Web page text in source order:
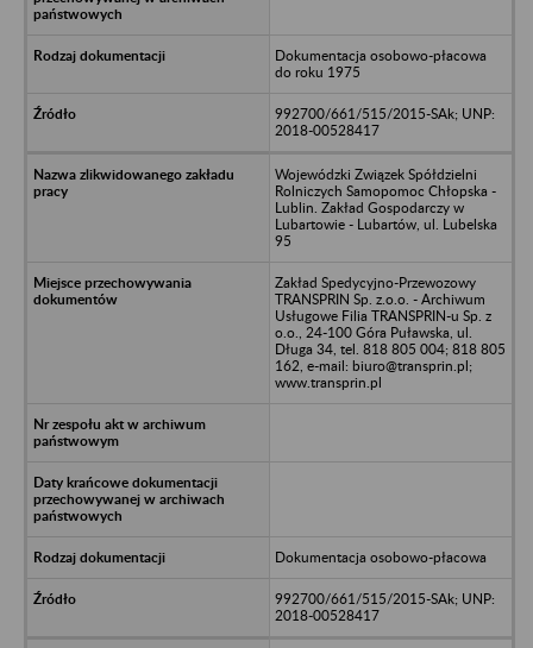
Dokumentacja osobowo-płacowa
do roku 1975
992700/661/515/2015-SAk; UNP:
2018-00528417
Wojewódzki Związek Spółdzielni
Rolniczych Samopomoc Chłopska -
Lublin. Zakład Gospodarczy w
Lubartowie - Lubartów, ul. Lubelska
95
Zakład Spedycyjno-Przewozowy
TRANSPRIN Sp. z.o.o. - Archiwum
Usługowe Filia TRANSPRIN-u Sp. z
o.o., 24-100 Góra Puławska, ul.
Długa 34, tel. 818 805 004; 818 805
162, e-mail: biuro@transprin.pl;
www.transprin.pl
Dokumentacja osobowo-płacowa
992700/661/515/2015-SAk; UNP:
2018-00528417